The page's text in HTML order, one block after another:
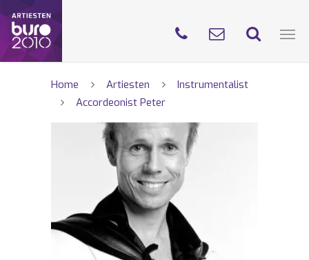
Home Artiesten
Instrumentalist
Accordeonist Peter